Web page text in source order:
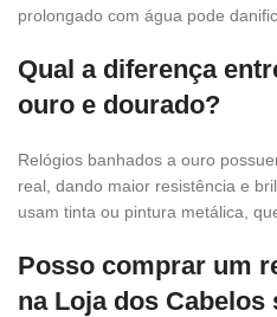
prolongado com água pode
Qual a diferença
ouro e dourado?
Relógios banhados a ouro
real, dando maior resistência e
usam tinta ou pintura metálica,
Posso comprar um
na Loja dos